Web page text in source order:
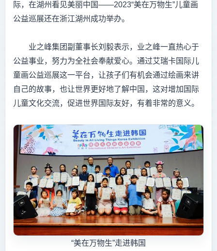
际，在湖州看见美丽中国——2023“美在万物生”儿童画
公益巡展还在浙江湖州成功举办。
业之峰集团副董事长刘毅表示，业之峰一直热心于
公益事业，努力为全社会奉献爱心。通过艾瑞卡国际儿
童画公益巡展这一平台，让孩子们有机会通过绘画来讲
自己的故事，也让世界更好地了解中国，这对增加国际
儿童文化交流，促进世界国际友好，有着非常的意义。
“美在万物生”走进韩国